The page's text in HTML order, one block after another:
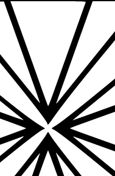
produktus nagams,
visiems Jūsų poreikiams